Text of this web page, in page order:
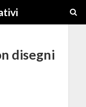
disegni